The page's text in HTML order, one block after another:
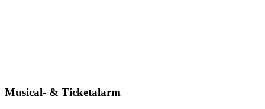
Musical- & Ticketalarm